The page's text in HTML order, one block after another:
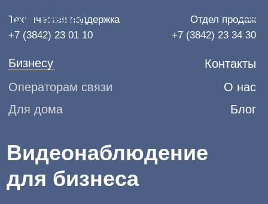
Операторам связи
+7 (3842) 23 01 10
Видеонаблюдение
Облачное, локальное, продажа
оборудования, профессиональный монтаж